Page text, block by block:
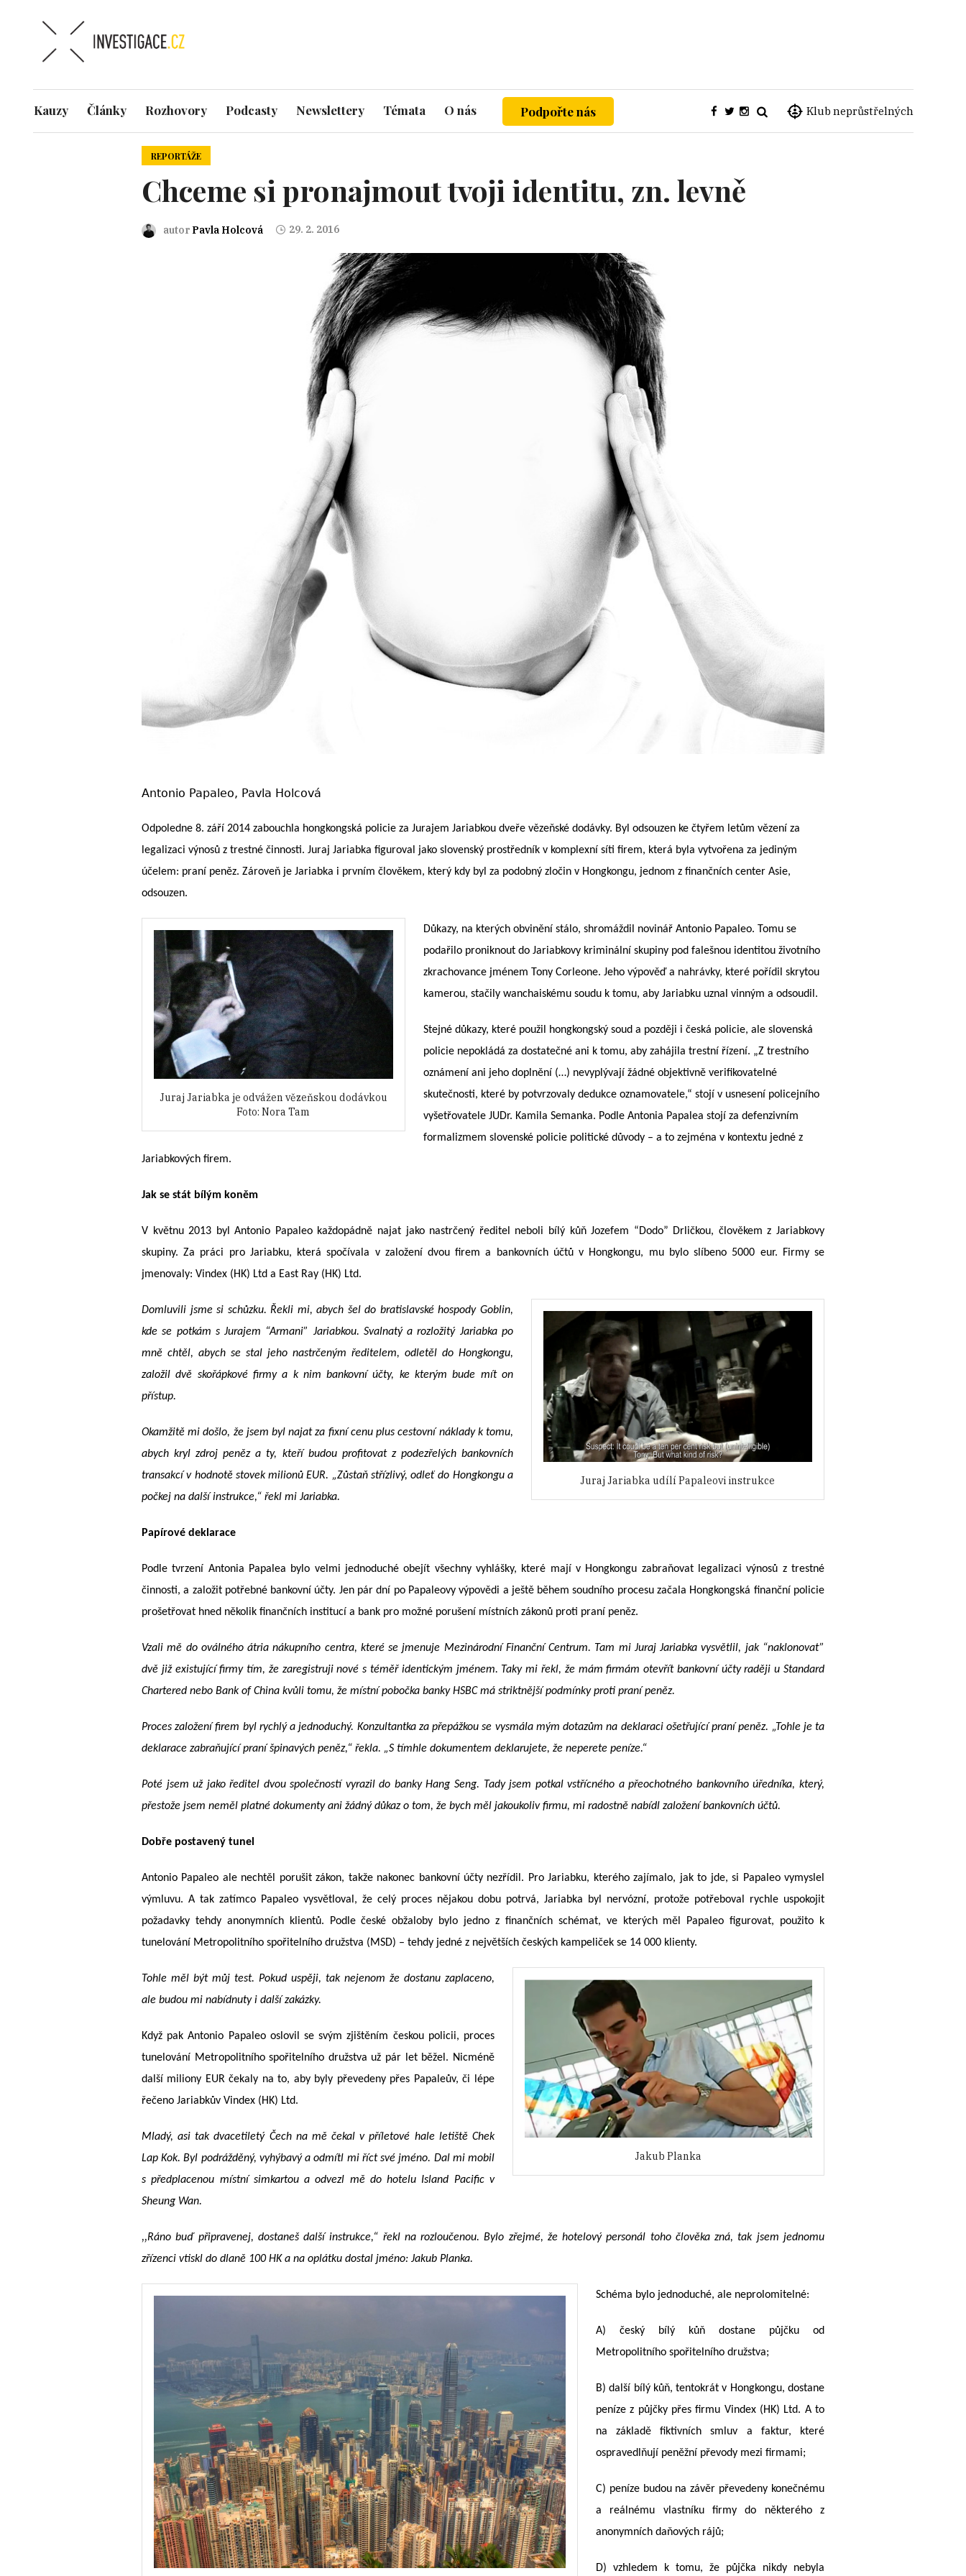
Klub neprůstřelných
Kauzy Články Rozhovory Podcasty Newslettery Témata O nás Podpořte nás
REPORTÁŽE
Chceme si pronajmout tvoji identitu, zn. levně
autor Pavla Holcová 29. 2. 2016
Antonio Papaleo, Pavla Holcová
Odpoledne 8. září 2014 zabouchla hongkongská policie za Jurajem Jariabkou dveře vězeňské dodávky. Byl odsouzen ke čtyřem letům vězení za
legalizaci výnosů z trestné činnosti. Juraj Jariabka figuroval jako slovenský prostředník v komplexní síti firem, která byla vytvořena za jediným
účelem: praní peněz. Zároveň je Jariabka i prvním člověkem, který kdy byl za podobný zločin v Hongkongu, jednom z finančních center Asie,
odsouzen.
Juraj Jariabka je odvážen vězeňskou dodávkou
Foto: Nora Tam
Důkazy, na kterých obvinění stálo, shromáždil novinář Antonio Papaleo. Tomu se
podařilo proniknout do Jariabkovy kriminální skupiny pod falešnou identitou životního
zkrachovance jménem Tony Corleone. Jeho výpověď a nahrávky, které pořídil skrytou
kamerou, stačily wanchaiskémusoudu k tomu, abyJariabku uznal vinným a odsoudil.
Stejné důkazy, které použil
hongkongský soud a později i česká policie, ale slovenská
policie nepokládá za dostatečné ani k tomu, aby zahájila trestní řízení. „Z trestního
oznámení ani jeho doplnění (…) nevyplývají žádné objektivně verifikovatelné
skutečnosti, které by potvrzovaly dedukce oznamovatele,“ stojí v usnesení policejního
vyšetřovatele JUDr. Kamila Semanka. Podle Antonia Papalea stojí za defenzivním
formalizmem slovenské policie politické důvody – a to zejména v kontextu jedné z
Jariabkových firem.
Jak se stát bílým koněm
V květnu 2013 byl Antonio Papaleo každopádně najat jako nastrčený ředitel neboli bílý kůň Jozefem “Dodo” Drličkou, člověkem z Jariabkovy
skupiny. Za práci pro Jariabku, která spočívala v založení dvou firem a bankovních účtů v Hongkongu, mu bylo slíbeno 5000 eur. Firmy se
jmenovaly: Vindex (HK) Ltd a East Ray (HK) Ltd.
Juraj Jariabka udílí Papaleovi instrukce
Domluvili jsme si schůzku. Řekli mi, abych šel do bratislavské hospody Goblin,
kde se potkám s Jurajem “Armani” Jariabkou. Svalnatý a rozložitý Jariabka po
mněchtěl, abych se stal jeho nastrčeným ředitelem, odletěl do Hongkongu,
založil dvě skořápkové firmy a k nim bankovní účty, ke kterým bude mít on
přístup.
Okamžitě mi došlo, že jsem byl najat za fixní cenu plus cestovní náklady k tomu,
abych kryl zdroj peněz a ty, kteříbudou profitovat z podezřelých bankovních
transakcí v hodnotě stovek milionů EUR. „Zůstaň střízlivý, odleť do Hongkongu a
počkej na další instrukce,“ řekl mi Jariabka.
Papírové deklarace
Podle tvrzení Antonia Papalea bylo velmi jednoduché obejít všechny vyhlášky, které mají v Hongkongu zabraňovat legalizaci výnosů z trestné
činnosti, a založit potřebné bankovní účty. Jen pár dní po Papaleovy výpovědi a ještě během soudního procesu začala Hongkongská finanční policie
prošetřovat hned několik finančních institucí a bank pro možné porušení místních zákonů proti praní peněz.
Vzali mě do oválného átria nákupního centra, které se jmenuje Mezinárodní Finanční Centrum. Tam mi Juraj Jariabka vysvětlil, jak “naklonovat”
dvě již existující firmy tím, že zaregistruji nové s téměř identickým jménem. Taky mi řekl, že mám firmám otevřít bankovní účty raději u Standard
Chartered nebo Bank of China kvůli tomu, že místní pobočka banky HSBC má striktnější podmínky proti praní peněz.
Proces založení firem byl rychlý a jednoduchý. Konzultantka za přepážkou se vysmála mým dotazům na deklaraci ošetřující praní peněz. „Tohle je ta
deklarace zabraňující praní špinavých peněz,“ řekla. „S tímhle dokumentem deklarujete, že neperete peníze.“
Poté jsem už jakoředitel dvou společností vyrazil do banky Hang Seng. Tady jsem potkal vstřícného a přeochotného bankovního úředníka, který,
přestože jsem neměl platné dokumenty ani žádný důkaz o tom, že bych měl jakoukoliv firmu, mi radostně nabídl založení bankovních účtů.
Dobře postavený tunel
Antonio Papaleo ale nechtěl porušit zákon, takže nakonec bankovní účty nezřídil. Pro Jariabku, kterého zajímalo, jak to jde, si Papaleo vymyslel
výmluvu. A tak zatímco Papaleo vysvětloval, že celý proces nějakou dobu potrvá, Jariabka byl nervózní, protože potřeboval rychle uspokojit
požadavky tehdy anonymních klientů. Podle české obžaloby bylo jedno z finančních schémat, ve kterých měl Papaleo figurovat, použito k
tunelování Metropolitního spořitelního družstva (MSD) – tehdy jedné z největších českých kampeliček se 14 000 klienty.
Jakub Planka
Tohle měl být můj test. Pokud uspěji, tak nejenom že dostanu zaplaceno,
ale budou mi nabídnuty i další zakázky.
Když pak Antonio Papaleo oslovil se svým zjištěním českou policii, proces
tunelování Metropolitního spořitelního družstva už pár let běžel. Nicméně
další miliony EUR čekaly na to, aby byly převedeny přes Papaleův, či lépe
řečeno Jariabkův Vindex (HK) Ltd.
Mladý, asi tak dvacetiletý Čech na mě čekal v příletové hale letiště Chek
Lap Kok. Byl podrážděný, vyhýbavý a odmítl mi říct své jméno. Dal mi mobil
s předplacenou místní simkartou a odvezl mě do hotelu Island Pacific v
Sheung Wan.
„Ráno buď připravenej, dostaneš další instrukce,“ řekl na rozloučenou. Bylo zřejmé, že hotelový personál toho člověka zná, tak jsem jednomu
zřízenci vtiskl do dlaně 100 HK a na oplátku dostal jméno: Jakub Planka.
Schéma bylo jednoduché, ale neprolomitelné:
A) český bílý kůň dostane půjčku od
Metropolitního spořitelního družstva;
B) další bílý kůň, tentokrát v Hongkongu, dostane
peníze z půjčky přes firmu Vindex (HK) Ltd. A to
na základě fiktivních smluv a faktur, které
ospravedlňují peněžní převody mezi firmami;
C) peníze budou na závěr převedeny konečnému
a reálnému vlastníku firmy do některého z
anonymních daňových rájů;
D) vzhledem k tomu, že půjčka nikdy nebyla